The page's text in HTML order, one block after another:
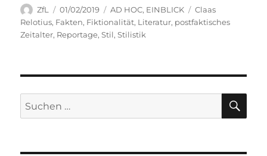
Autor
ZfL
Veröffentlicht
am
01/02/2019 Kategorien
AD HOC, EINBLICK Schlagwörter
Claas
Relotius, Fakten, Fiktionalität, Literatur, postfaktisches
Zeitalter, Reportage,Stil,Stilistik
Suchen
nach: